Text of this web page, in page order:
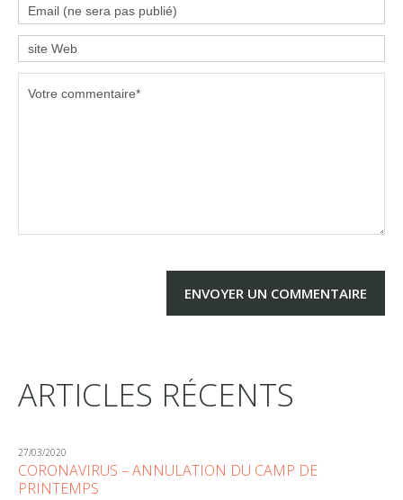
ARTICLES RÉCENTS
27/03/2020
CORONAVIRUS – ANNULATION DU CAMP DE
PRINTEMPS